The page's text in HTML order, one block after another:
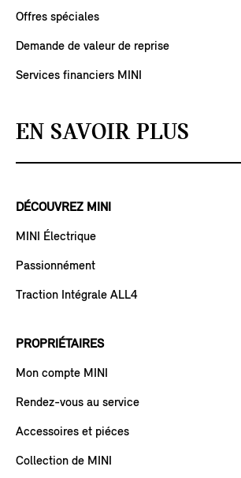
Offres spéciales
Demande de valeur de reprise
Services financiers MINI
EN SAVOIR PLUS
DÉCOUVREZ MINI
MINI Électrique
Passionnément
Traction Intégrale ALL4
PROPRIÉTAIRES
Mon compte MINI
Rendez-vous au service
Accessoires et piéces
Collection de MINI